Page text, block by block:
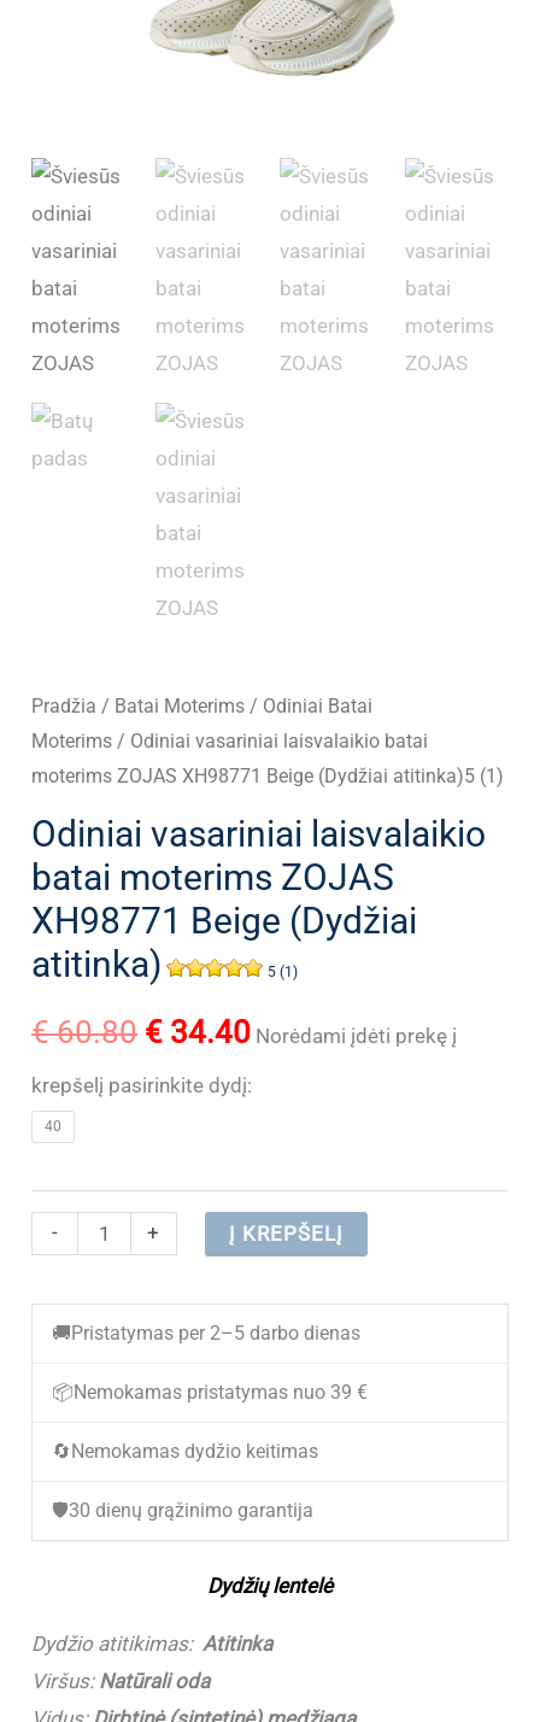
Pradžia / Batai Moterims / Odiniai Batai
Moterims / Odiniai vasariniai laisvalaikio batai
moterims ZOJAS XH98771 Beige (Dydžiai atitinka)5 (1)
Odiniai vasariniai laisvalaikio
batai moterims ZOJAS
XH98771 Beige (Dydžiai
atitinka)
5 (1)
€60.80 Original
price
€ 60.80.
€ 34.40Current
price
€ 34.40.
Norėdami įdėti prekę į
krepšelį pasirinkite dydį:
40
-
produkto
Odiniai
vasariniai
laisvalaikio
moterims
atitinka)
+ Į KREPŠELĮ
🚚Pristatymas per 2–5 darbo dienas
📦Nemokamas pristatymas nuo 39 €
🔄Nemokamas dydžio keitimas
🛡️30 dienų grąžinimo garantija
Dydžių lentelė
Dydžio atitikimas: Atitinka
Viršus: Natūrali oda